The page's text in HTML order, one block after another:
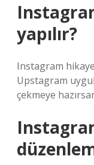
yapılır?
Instagram
Upstagram
çekmeye